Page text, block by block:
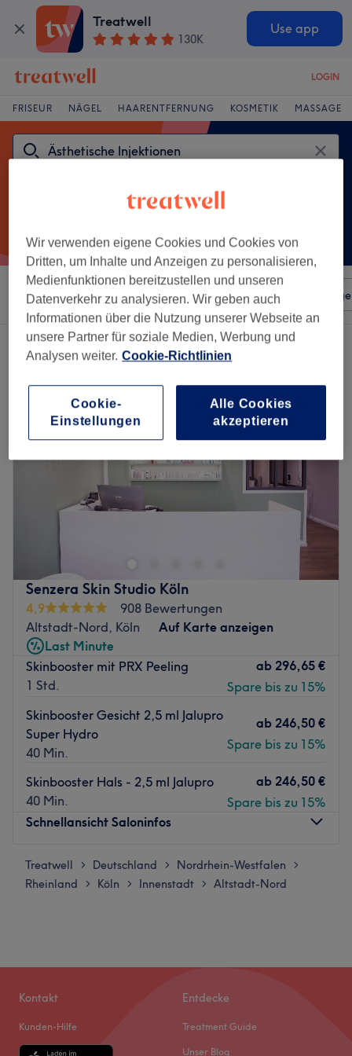
Treatwell
130K
Use app
LOGIN
FRISEUR NÄGEL HAARENTFERNUNG KOSMETIK MASSAGE
Sortieren nach Beliebiger Preis Salons
Ein Salon, der anbietet:ästhetische injektionen in Altstadt-Nord, Köln
Senzera Skin Studio Köln
4,9
908 Bewertungen
Altstadt-Nord, Köln
Auf Karte anzeigen
Last Minute
Skinbooster mit PRX Peeling
1 Std.
ab 296,65 €
Spare bis zu 15%
Skinbooster Gesicht 2,5 ml Jalupro
Super Hydro
40 Min.
ab 246,50 €
Spare bis zu 15%
Skinbooster Hals - 2,5 ml Jalupro
40 Min.
ab 246,50 €
Spare bis zu 15%
Schnellansicht Saloninfos
Montag 10:00–19:00
Dienstag
10:00–19:00
Treatwell > Deutschland > Nordrhein-Westfalen >
Rheinland > Köln > Innenstadt > Altstadt-Nord
Kontakt
Kunden-Hilfe
Entdecke
Treatment Guide
Unser Blog
Wir verwenden eigene Cookies und Cookies von
Dritten, um Inhalte und Anzeigen zu personalisieren,
Medienfunktionen bereitzustellen und unseren
Datenverkehr zu analysieren. Wir geben auch
Informationen über die Nutzung unserer Webseite an
unsere Partner für soziale Medien, Werbung und
Analysen weiter. Cookie-Richtlinien
Cookie-
Einstellungen
Alle Cookies
akzeptieren